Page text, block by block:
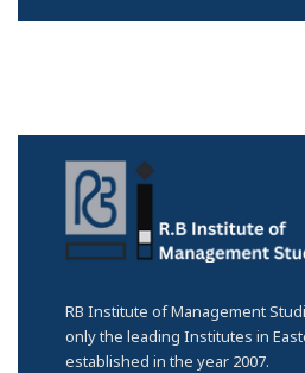
RB Institute of Management
only the leading Institutes in
established in the year 2007.